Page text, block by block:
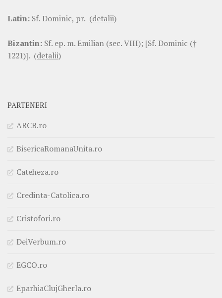
Latin: Sf. Dominic, pr. (detalii)
Bizantin: Sf. ep. m. Emilian (sec. VIII); [Sf. Dominic (†
1221)]. (detalii)
PARTENERI
ARCB.ro
BisericaRomanaUnita.ro
Cateheza.ro
Credinta-Catolica.ro
Cristofori.ro
DeiVerbum.ro
EGCO.ro
EparhiaClujGherla.ro